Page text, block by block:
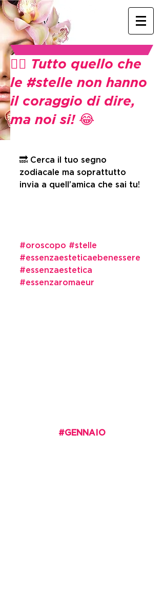
👉🏻 Tutto quello che
le #stelle non hanno
il coraggio di dire,
ma noi si! 😂
🔜 Cerca il tuo segno
zodiacale ma soprattutto
invia a quell’amica che sai tu!
#oroscopo #stelle
#essenzaesteticaebenessere
#essenzaestetica
#essenzaromaeur
#GENNAIO